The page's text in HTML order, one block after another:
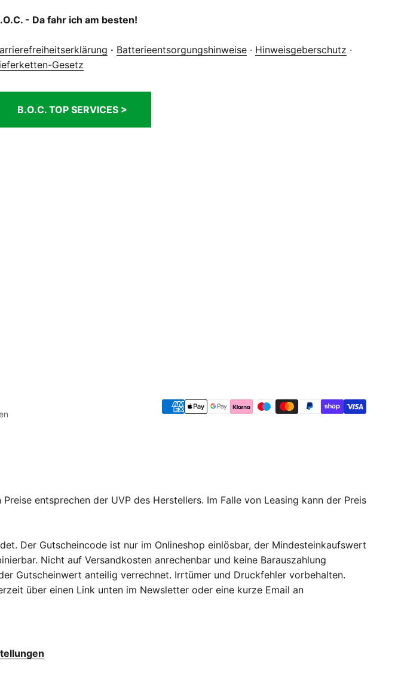
- Da fahr ich am besten!
· Batterieentsorgungshinweise · Hinweisgeberschutz ·
Gesetz
B.O.C. TOP SERVICES >
entsprechen der UVP des Herstellers. Im Falle von Leasing kann der Preis
Der Gutscheincode ist nur im Onlineshop einlösbar, der Mindesteinkaufswert
Nicht auf Versandkosten anrechenbar und keine Barauszahlung
Gutscheinwert anteilig verrechnet. Irrtümer und Druckfehler vorbehalten.
über einen Link unten im Newsletter oder eine kurze Email an